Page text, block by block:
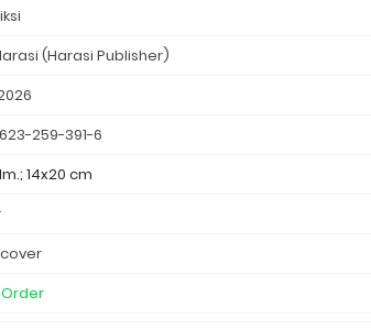
(Harasi Publisher)
259-391-6
14x20 cm